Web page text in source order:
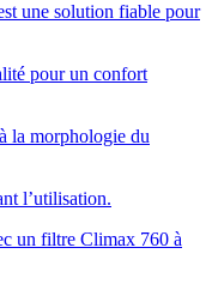
une solution fiable pour
pour un confort
la morphologie du
l’utilisation.
un filtre Climax 760 à